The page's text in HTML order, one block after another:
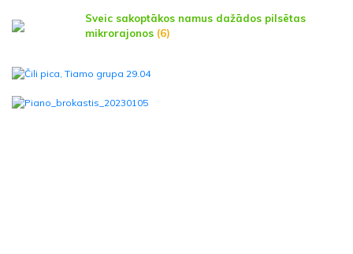
Sveic sakoptākos namus dažādos pilsētas
mikrorajonos (6)